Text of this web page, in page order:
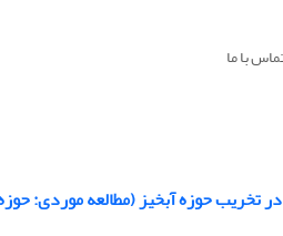
با ما
حوزه آبخیز (مطالعه موردی: